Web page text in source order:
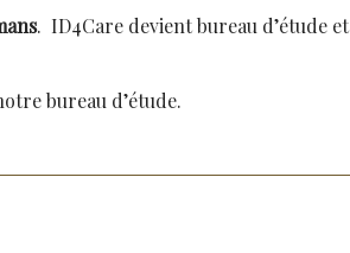
. ID4Care devient bureau d’étude et
bureau d’étude.